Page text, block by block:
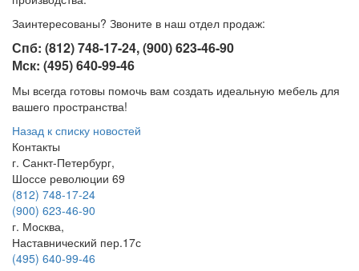
Заинтересованы? Звоните в наш отдел продаж:
Спб: (812) 748-17-24, (900) 623-46-90
Мск: (495) 640-99-46
Мы всегда готовы помочь вам создать идеальную мебель для
вашего пространства!
Назад к списку новостей
Контакты
г. Санкт-Петербург,
Шоссе революции 69
(812) 748-17-24
(900) 623-46-90
г. Москва,
Наставнический пер.17с
(495) 640-99-46